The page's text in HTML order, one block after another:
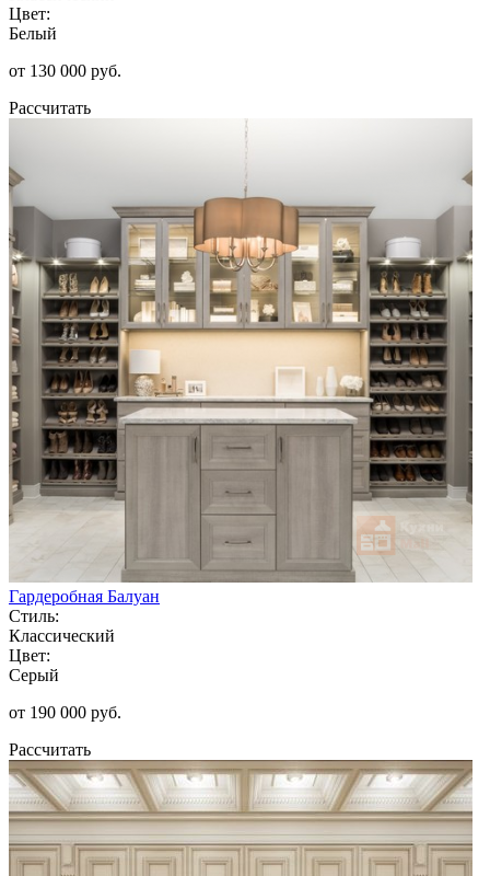
Цвет:
Белый
от 130 000 руб.
Рассчитать
Гардеробная Балуан
Стиль:
Классический
Цвет:
Серый
от 190 000 руб.
Рассчитать